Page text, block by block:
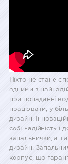
Ніхто не стане
одними з
при попаданні
працювати, у
дизайн.
собі надійність і
запальнички, а
дизайн.
корпус, що